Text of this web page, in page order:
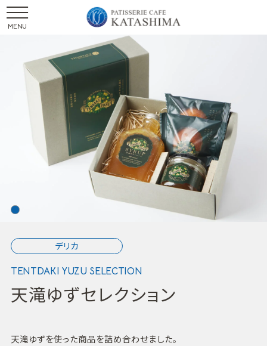
1
デリカ
TENTDAKI YUZU SELECTION
天滝ゆずセレクション
天滝ゆずを使った商品を詰め合わせました。